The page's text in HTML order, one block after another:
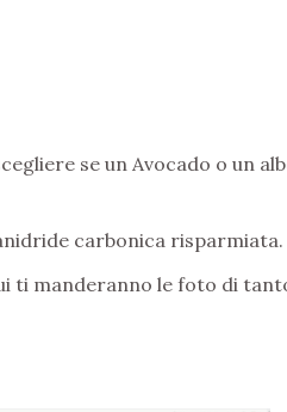
se un Avocado o un
carbonica risparmiata.
ti manderanno le foto di